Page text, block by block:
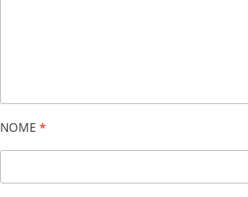
NOME *